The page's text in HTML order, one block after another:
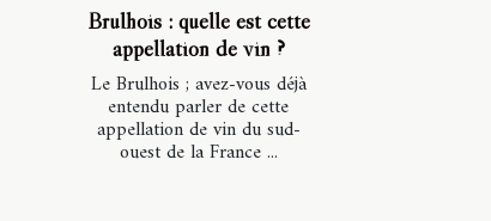
Brulhois : quelle est cette
appellation de vin ?
Le Brulhois ; avez-vous déjà
entendu parler de cette
appellation de vin du sud-
ouest de la France ...